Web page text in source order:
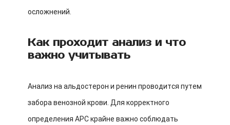
осложнений.
Как проходит анализ и что
важно учитывать
Анализ на альдостерон и ренин проводится путем
забора венозной крови. Для корректного
определения АРС крайне важно соблюдать